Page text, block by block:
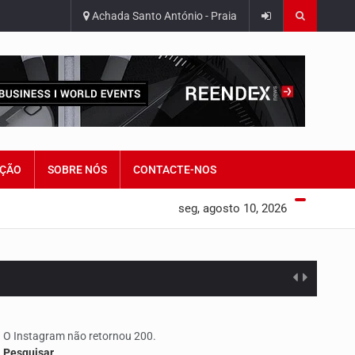
Achada Santo António - Praia
SOBRE NÓS CONTACTE-NOS
seg, agosto 10, 2026
O Instagram não retornou 200.